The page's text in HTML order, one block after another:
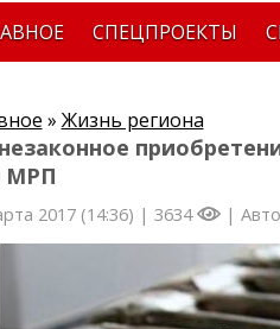
СПЕЦПРОЕКТЫ
» Жизнь региона
МРП
2017 (14:36) | 3634 |